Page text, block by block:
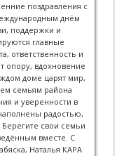
поздравления с
днём
поддержки и
главные
ответственность и
опору, вдохновение
доме царят мир,
семьям района
и уверенности в
радостью,
свои семьи
вместе. С
Наталья КАРА